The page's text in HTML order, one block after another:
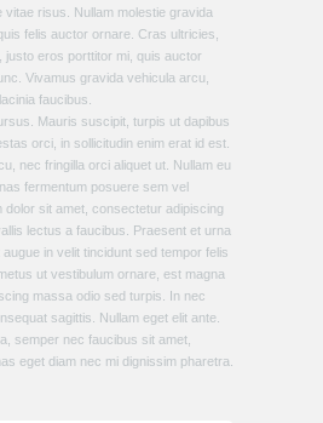
vitae risus. Nullam molestie gravida
felis auctor ornare. Cras ultricies,
justo eros porttitor mi, quis auctor
Vivamus gravida vehicula arcu,
faucibus.
Mauris suscipit, turpis ut dapibus
orci, in sollicitudin enim erat id est.
nec fringilla orci aliquet ut. Nullam eu
fermentum posuere sem vel
dolor sit amet, consectetur adipiscing
lectus a faucibus. Praesent et urna
in velit tincidunt sed tempor felis
ut vestibulum ornare, est magna
massa odio sed turpis. In nec
sagittis. Nullam eget elit ante.
semper nec faucibus sit amet,
eget diam nec mi dignissim pharetra.